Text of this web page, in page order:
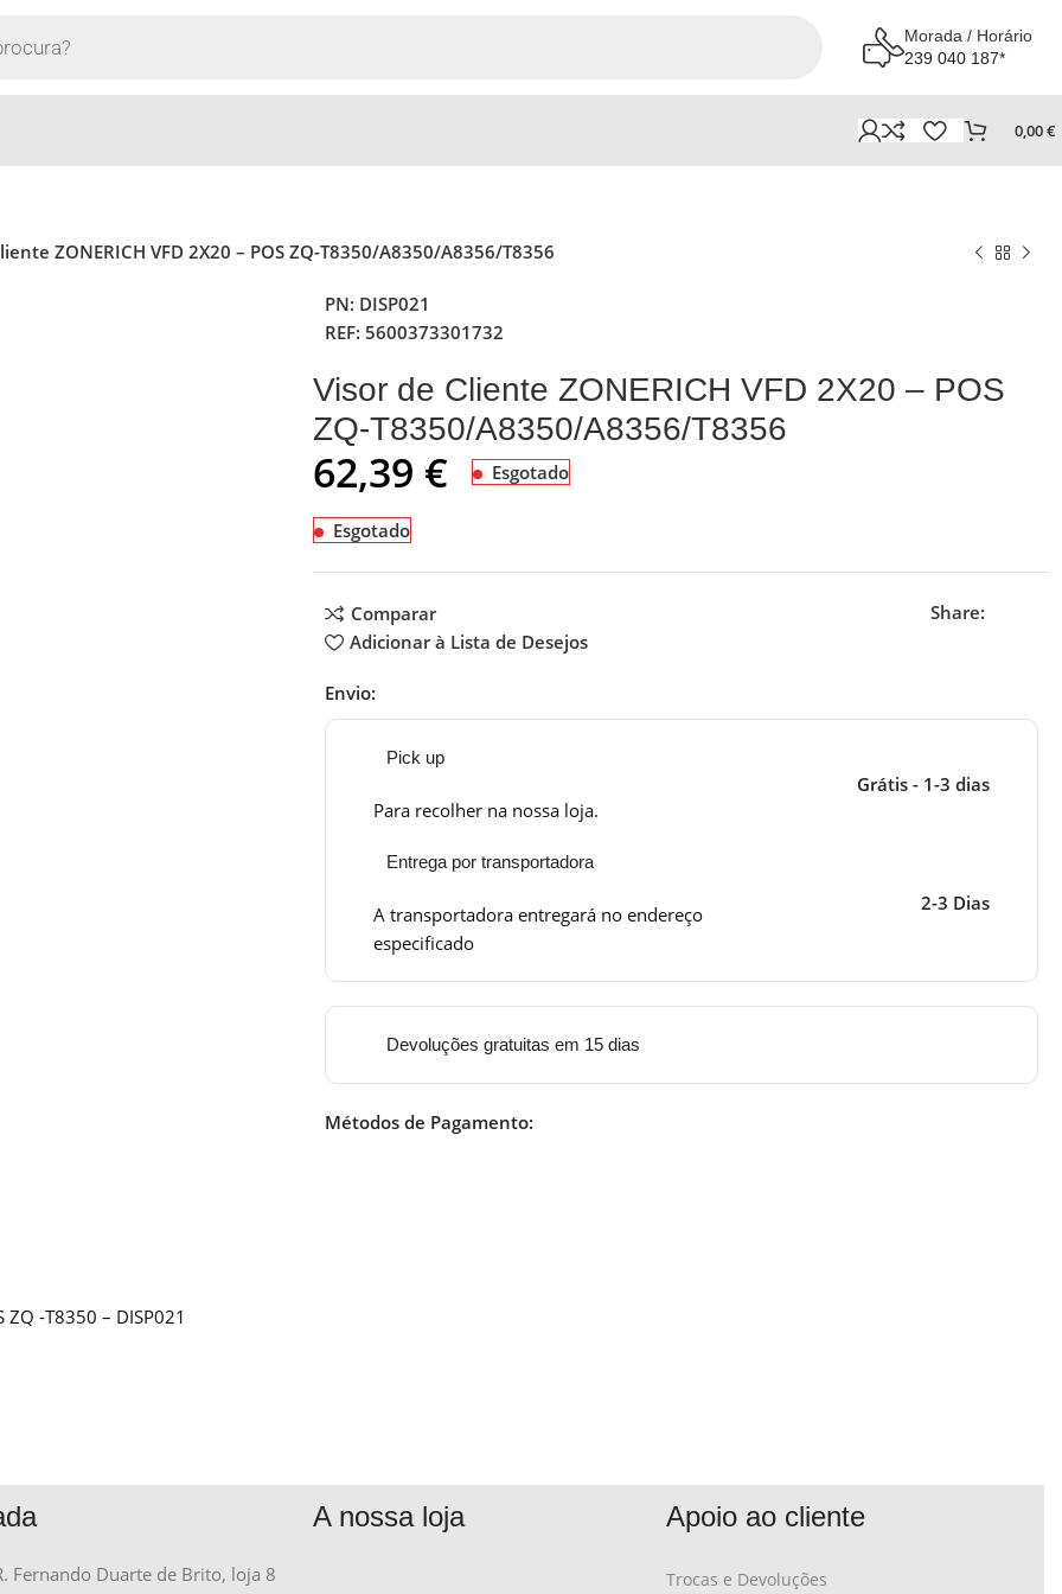
Morada / Horário
239 040 187*
0,00€
ZONERICH VFD 2X20 – POS ZQ-T8350/A8350/A8356/T8356
PN: DISP021
REF: 5600373301732
Visor de Cliente ZONERICH VFD 2X20 – POS
ZQ-T8350/A8350/A8356/T8356
62,39 € Esgotado
Esgotado
Comparar
Adicionar à Lista de Desejos
Share:
Envio:
Pick up
Para recolher na nossa loja.
Grátis - 1-3 dias
Entrega por transportadora
A transportadora entregará no endereço
especificado
2-3 Dias
Devoluções gratuitas em 15 dias
Métodos de Pagamento:
ZQ -T8350 – DISP021
Fernando Duarte de Brito, loja 8
A nossa loja Apoio ao cliente
Trocas e Devoluções